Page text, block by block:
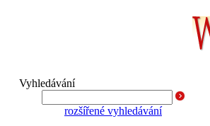
Vyhledávání
rozšířené vyhledávání